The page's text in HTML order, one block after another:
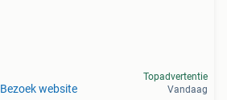
Bezoek website
Topadvertentie
Vandaag